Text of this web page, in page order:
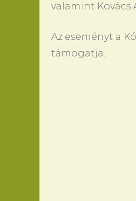
valamint Kovács
Az eseményt a
támogatja.